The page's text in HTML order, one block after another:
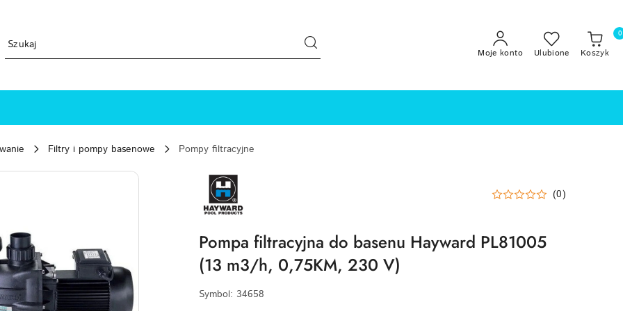
Moje konto Ulubione Koszyk
0
Filtry i pompy basenowe
Pompy filtracyjne
HAYWARD-
LOGO
(0)
Pompa filtracyjna do basenu Hayward PL81005
(13 m3/h, 0,75KM, 230 V)
Symbol: 34658